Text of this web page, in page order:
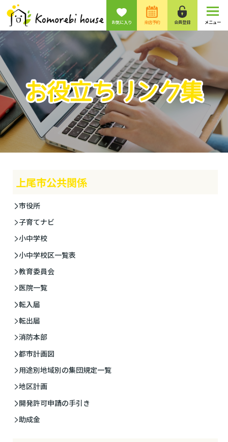
お気に入り 来店予約 会員登録 メニュー
上尾市公共関係
市役所
子育てナビ
小中学校
小中学校区一覧表
教育委員会
医院一覧
転入届
転出届
消防本部
都市計画図
用途別地域別の集団規定一覧
地区計画
開発許可申請の手引き
助成金